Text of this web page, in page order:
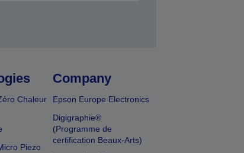
Chaleur
Piezo
Company
Epson Europe Electronics
Digigraphie®
(Programme de
certification Beaux-Arts)